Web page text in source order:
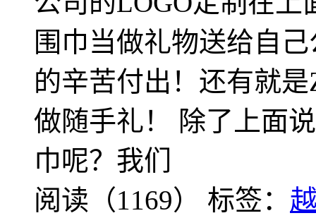
围巾当做礼物送给自
的辛苦付出！还有就
做随手礼！ 除了上面
巾呢？我们
阅读（1169） 标签：